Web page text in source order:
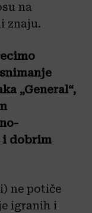
na
znaju.
„General“,
i dobrim
ne potiče
igranih i